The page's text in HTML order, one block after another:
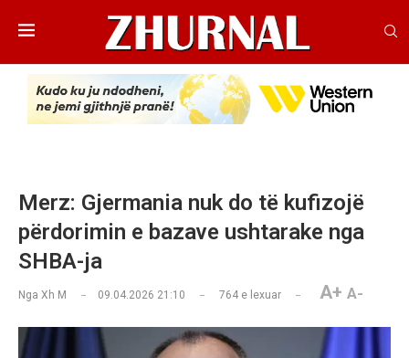
Merz: Gjermania nuk do të kufizojë
përdorimin e bazave ushtarake nga
SHBA-ja
Nga Xh M 09.04.2026 21:10 764 e lexuar A+ A-